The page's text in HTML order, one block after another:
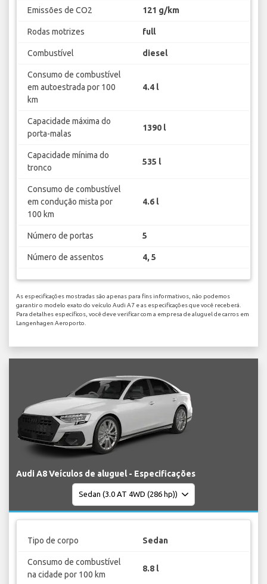
Emissões de CO2 121 g/km
Rodas motrizes full
Combustível diesel
Consumo de combustível
em autoestrada por 100
km
4.4 l
Capacidade máxima do
porta-malas
1390 l
Capacidade mínima do
tronco
535 l
Consumo de combustível
em condução mista por
100 km
4.6 l
Número de portas 5
Número de assentos 4, 5
As especificações mostradas são apenas para fins informativos, não podemos
garantir o modelo exato do veículo Audi A7 e as especificações que você receberá.
Para detalhes específicos, você deve verificar com a empresa de aluguel de carros em
Langenhagen Aeroporto.
Audi A8 Veículos de aluguel - Especificações
Tipo de corpo Sedan
Consumo de combustível
na cidade por 100 km
8.8 l